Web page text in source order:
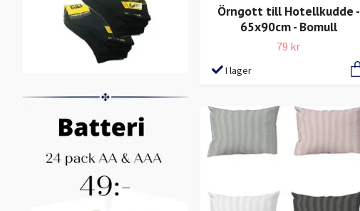
Örngott till Hotellkudde -
65x90cm - Bomull
79 kr
I lager